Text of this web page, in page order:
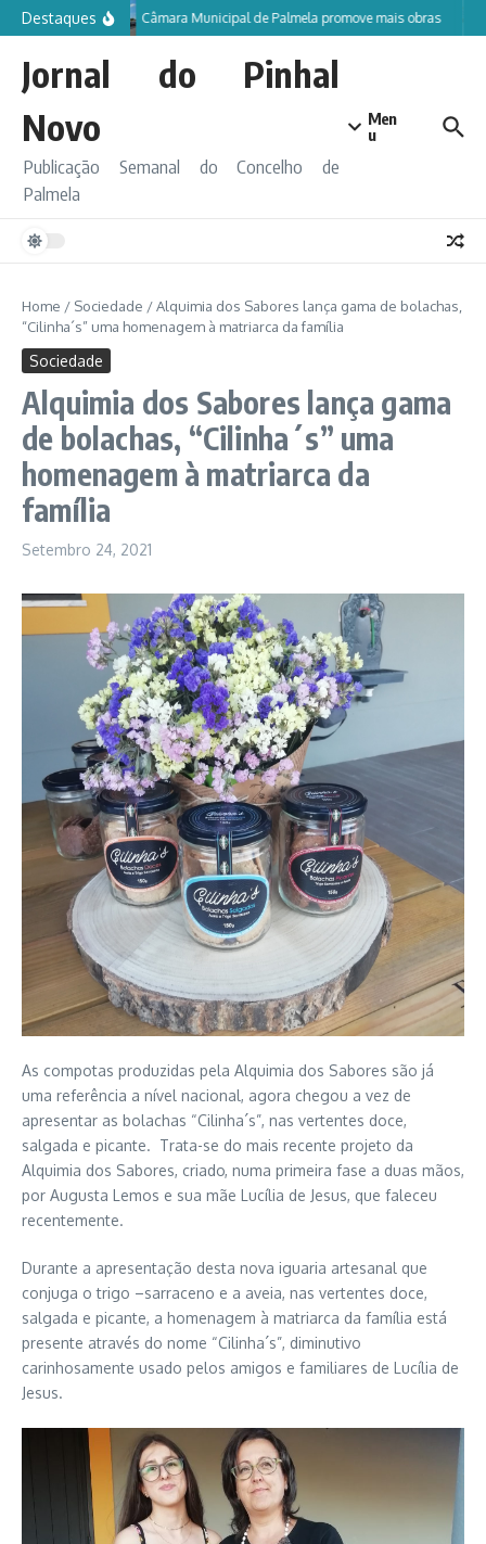
Ir para o conteúdo
Destaques Câmara Municipal de Palmela promove mais obras
Jornal do Pinhal
Novo
Publicação Semanal do Concelho de
Palmela
Men
u
Home / Sociedade /Alquimia dos Sabores lança gama de bolachas,
“Cilinha´s” uma homenagem à matriarca da família
Sociedade
Alquimia dos Sabores lança gama
de bolachas, “Cilinha´s” uma
homenagem à matriarca da
família
Setembro 24, 2021
As compotas produzidas pela Alquimia dos Sabores são já
uma referência a nível nacional, agora chegou a vez de
apresentar as bolachas “Cilinha´s”, nas vertentes doce,
salgada e picante. Trata-se do mais recente projeto da
Alquimia dos Sabores, criado, numa primeira fase a duas mãos,
por Augusta Lemos e sua mãe Lucília de Jesus, que faleceu
recentemente.
Durante a apresentação desta nova iguaria artesanal que
conjuga o trigo –sarraceno e a aveia, nas vertentes doce,
salgada e picante, a homenagem à matriarca da família está
presente através do nome “Cilinha´s”, diminutivo
carinhosamente usado pelos amigos e familiares de Lucília de
Jesus.